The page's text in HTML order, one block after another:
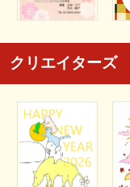
クリエイターズ